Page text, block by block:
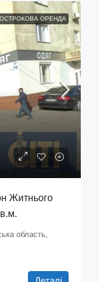
ОРЕНДА
Житнього
область,